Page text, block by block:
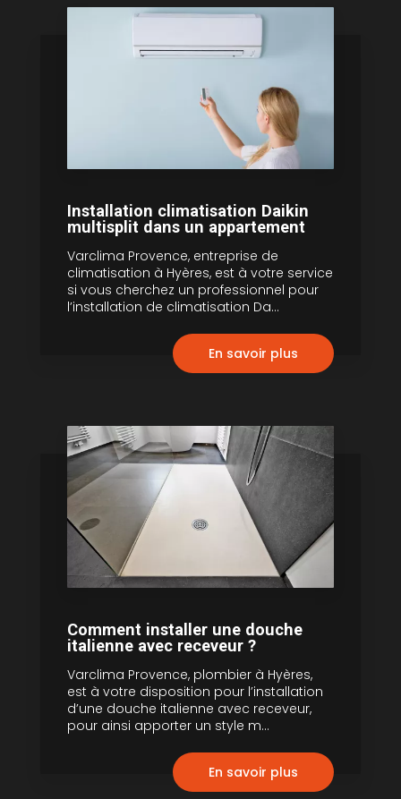
Installation climatisation Daikin
multisplit dans un appartement
Varclima Provence, entreprise de
climatisation à Hyères, est à votre service
si vous cherchez un professionnel pour
l’installation de climatisation Da...
En savoir plus
Comment installer une douche
italienne avec receveur ?
Varclima Provence, plombier à Hyères,
est à votre disposition pour l’installation
d’une douche italienne avec receveur,
pour ainsi apporter un style m...
En savoir plus